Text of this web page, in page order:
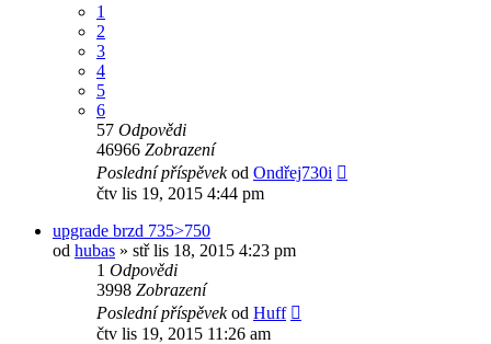
1
2
3
4
5
6
57 Odpovědi
46966 Zobrazení
Poslední příspěvekod Ondřej730i
čtv lis 19, 2015 4:44 pm
upgrade brzd 735>750
od hubas » stř lis 18, 2015 4:23 pm
1 Odpovědi
3998 Zobrazení
Poslední příspěvekod Huff
čtv lis 19, 2015 11:26 am